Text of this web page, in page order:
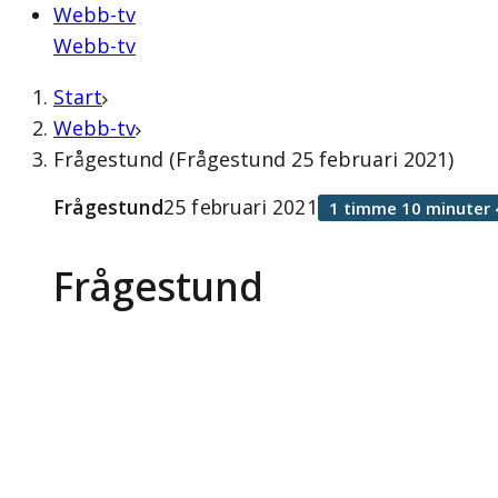
Webb-tv
Webb-tv
Start
Webb-tv
Frågestund (Frågestund 25 februari 2021)
Frågestund
Frågestund25 februari 2021 1 timme 10 minuter